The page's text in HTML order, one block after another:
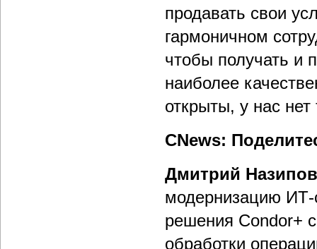
продавать свои
гармоничном
чтобы получать и
наиболее
открыты, у нас
CNews:
Дмитрий
модернизацию ИТ-
решения Condor+
обработки